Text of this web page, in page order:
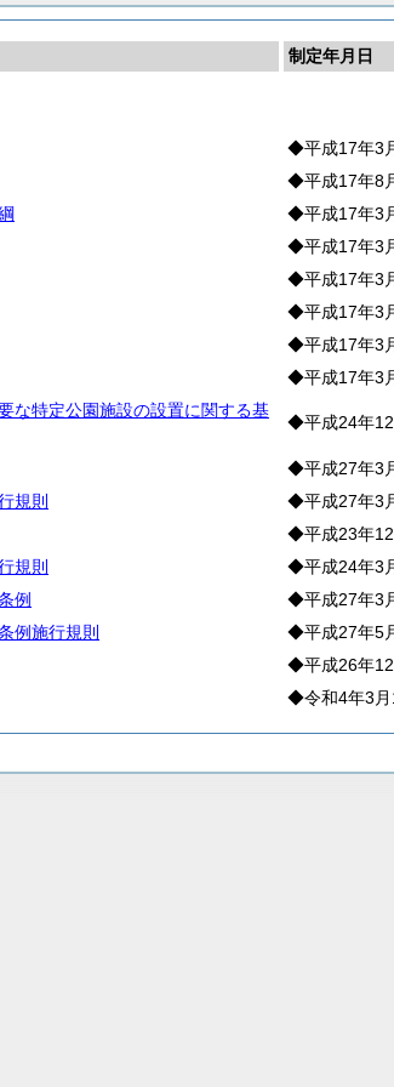
制定年月日
◆平成17年3
◆平成17年8
◆平成17年3
◆平成17年3
◆平成17年3
◆平成17年3
◆平成17年3
◆平成17年3
な特定公園施設の設置に関する基
◆平成24年12
◆平成27年3
規則
◆平成27年3
◆平成23年12
規則
◆平成24年3
例
◆平成27年3
例施行規則
◆平成27年5
◆平成26年12
◆令和4年3月